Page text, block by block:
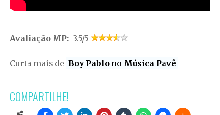
Avaliação MP: 3.5/5
Curta mais de Boy Pablo no Música Pavê
COMPARTILHE!